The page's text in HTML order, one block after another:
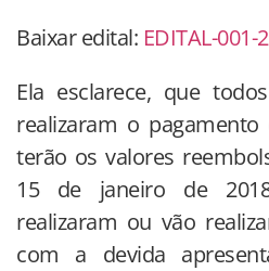
Baixar edital: EDITAL-001-
Ela esclarece, que
realizaram o
terão os valores
15 de janeiro de
realizaram ou vão
com a devida